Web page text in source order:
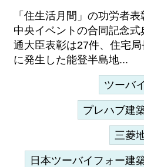
「住生活月間」の功労者
中央イベントの合同記念
通大臣表彰は27件、住宅
に発生した能登半島地...
ツーバ
プレハブ建
三菱
日本ツーバイフォー建